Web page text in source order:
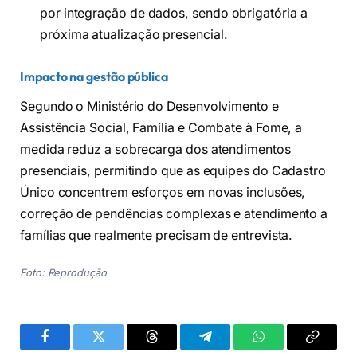
por integração de dados, sendo obrigatória a
próxima atualização presencial.
Impacto na gestão pública
Segundo o Ministério do Desenvolvimento e
Assistência Social, Família e Combate à Fome, a
medida reduz a sobrecarga dos atendimentos
presenciais, permitindo que as equipes do Cadastro
Único concentrem esforços em novas inclusões,
correção de pendências complexas e atendimento a
famílias que realmente precisam de entrevista.
Foto: Reprodução
FacebookTwitter Threads TelegramWhatsAppCopiar